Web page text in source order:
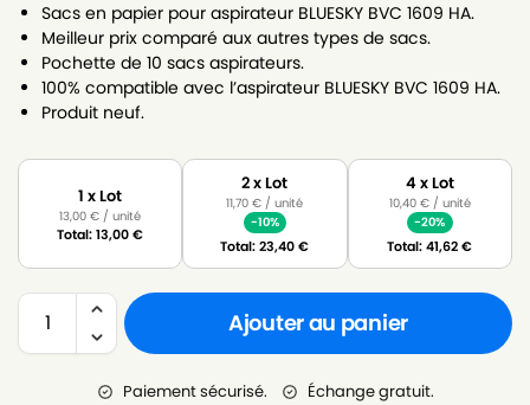
Sacs en papier pour aspirateur BLUESKY BVC 1609 HA.
Meilleur prix comparé aux autres types de sacs.
Pochette de 10 sacs aspirateurs.
100% compatible avec l’aspirateur BLUESKY BVC 1609 HA.
Produit neuf.
1 x Lot
13,00€ / unité
Total:13,00€
2 x Lot
11,70€ / unité
-10%
Total:23,40€
4 x Lot
10,40 €/ unité
-20%
Total:41,62€
Ajouter au panier
Paiement sécurisé. Échange gratuit.